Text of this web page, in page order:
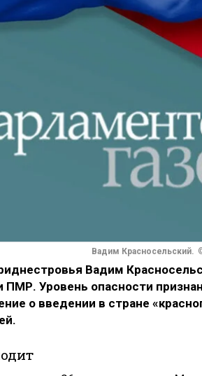
Вадим Красносельский.
Вадим
ПМР. Уровень опасности
о введении в стране